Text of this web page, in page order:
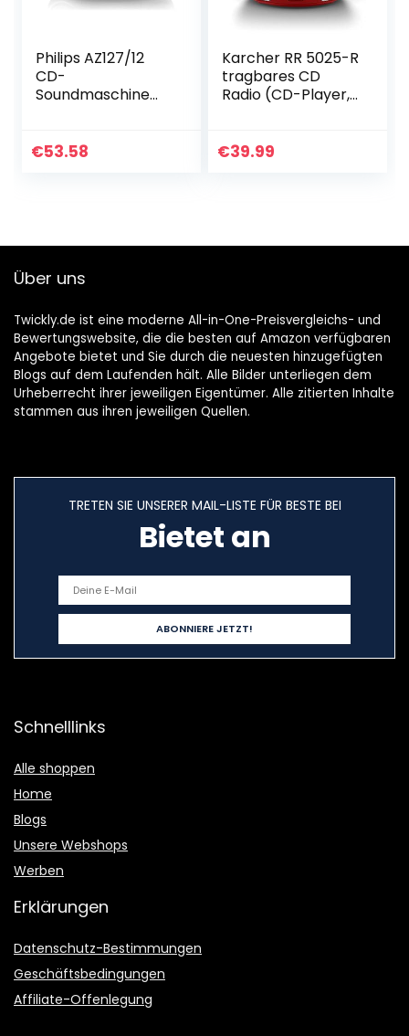
Philips AZ127/12
CD-
Soundmaschine
Kassettendeck,
€53.58
Karcher RR 5025-R
tragbares CD
Radio (CD-Player,
Batterie/Netzbetri
€39.99
Über uns
Twickly.de ist eine moderne All-in-One-Preisvergleichs- und
Bewertungswebsite, die die besten auf Amazon verfügbaren
Angebote bietet und Sie durch die neuesten hinzugefügten
Blogs auf dem Laufenden hält. Alle Bilder unterliegen dem
Urheberrecht ihrer jeweiligen Eigentümer. Alle zitierten Inhalte
stammen aus ihren jeweiligen Quellen.
TRETEN SIE UNSERER MAIL-LISTE FÜR BESTE BEI
Bietet an
Schnelllinks
Alle shoppen
Home
Blogs
Unsere Webshops
Werben
Erklärungen
Datenschutz-Bestimmungen
Geschäftsbedingungen
Affiliate-Offenlegung